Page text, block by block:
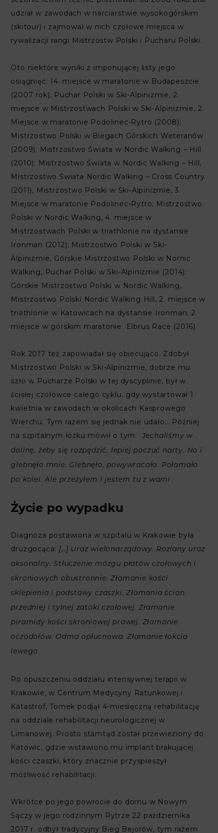
udział w zawodach w narciarstwie wysokogórskim
(skitour) i zajmował w nich czołowe miejsca w
rywalizacji rangi Mistrzostw Polski i Pucharu Polski.
Oto niektóre wyniki z imponującej listy jego
osiągnięć: 14. miejsce w maratonie w Budapeszcie
(2007 rok); Puchar Polski w Ski-Alpinizmie, 2.
miejsce w Mistrzostwach Polski w Ski-Alpinizmie, 2.
Miejsce w maratonie Podolinec-Rytro (2008);
Mistrzostwo Polski w Biegach Górskich Weteranów
(2009); Mistrzostwo Świata w Nordic Walking – Hill
(2010); Mistrzostwo Świata w Nordic Walking – Hill,
Mistrzostwo Świata Nordic Walking – Cross Country
(2011); Mistrzostwo Polski w Ski-Alpinizmie, 3.
Miejsce w maratonie Podolinec-Rytro, Mistrzostwo
Polski w Nordic Walking, 4. miejsce w
Mistrzostwach Polski w triathlonie na dystansie
Ironman (2012); Mistrzostwo Polski w Ski-
Alpinizmie, Górskie Mistrzostwo Polski w Nornic
Walking, Puchar Polski w Ski-Alpinizmie (2014);
Górskie Mistrzostwo Polski w Nordic Walking,
Mistrzostwo Polski Nordic Walking Hill, 2. miejsce w
triathlonie w Katowicach na dystansie Ironman; 2.
miejsce w górskim maratonie Elbrus Race (2016).
Rok 2017 też zapowiadał się obiecująco. Zdobył
Mistrzostwo Polski w Ski-Alpinizmie, dobrze mu
szło w Pucharze Polski w tej dyscyplinie, był w
ścisłej czołówce całego cyklu, gdy wystartował 1
kwietnia w zawodach w okolicach Kasprowego
Wierchu. Tym razem się jednak nie udało… Później
na szpitalnym łóżku mówił o tym:
Jechaliśmy w
dolinę, żeby się rozpędzić, lepiej poczuć narty. No i
glebnęło mnie. Glebnęło, powywracało. Połamało
po kolei. Ale przeżyłem i jestem tu z wami .
Życie po wypadku
Diagnoza postawiona w szpitalu w Krakowie była
druzgocąca: […] Uraz wielonarządowy. Rozlany uraz
aksonalny. Stłuczenie mózgu płatów czołowych i
skroniowych obustronnie. Złamanie kości
sklepienia i podstawy czaszki. Złamania ścian
przedniej i tylnej zatoki czołowej. Złamanie
piramidy kości skroniowej prawej. Złamanie
oczodołów. Odma opłucnowa. Złamanie łokcia
lewego .
Po opuszczeniu oddziału intensywnej terapii w
Krakowie, w Centrum Medycyny Ratunkowej i
Katastrof, Tomek podjął 4-miesięczną rehabilitację
na oddziale rehabilitacji neurologicznej w
Limanowej. Prosto stamtąd został przewieziony do
Katowic, gdzie wstawiono mu implant brakującej
kości czaszki, który znacznie przyspieszył
możliwość rehabilitacji.
Wkrótce po jego powrocie do domu w Nowym
Sączy w jego rodzinnym Rytrze 22 października
2017 r. odbył tradycyjny Bieg Bejorów, tym razem